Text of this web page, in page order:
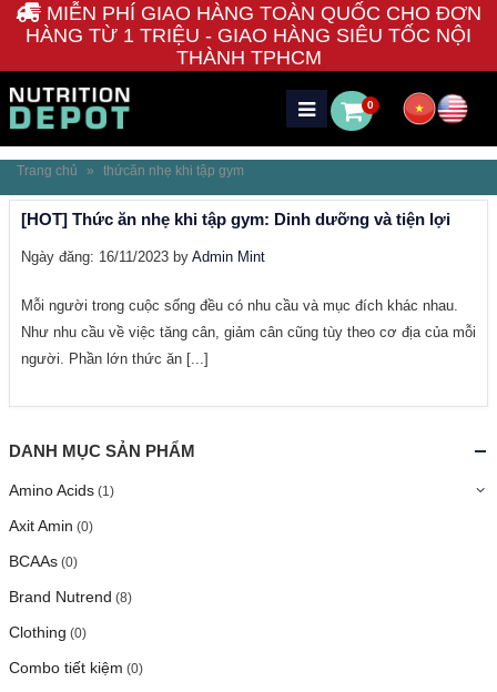
MIỄN PHÍ GIAO HÀNG TOÀN QUỐC CHO ĐƠN
HÀNG TỪ 1 TRIỆU - GIAO HÀNG SIÊU TỐC NỘI
THÀNH TPHCM
0
Trang chủ » thứcăn nhẹ khi tập gym
[HOT] Thức ăn nhẹ khi tập gym: Dinh dưỡng và tiện lợi
Ngày đăng: 16/11/2023 by Admin Mint
Mỗi người trong cuộc sống đều có nhu cầu và mục đích khác nhau.
Như nhu cầu về việc tăng cân, giảm cân cũng tùy theo cơ địa của mỗi
người. Phần lớn thức ăn [...]
DANH MỤC SẢN PHẨM
Amino Acids (1)
Axit Amin (0)
BCAAs (0)
Brand Nutrend (8)
Clothing (0)
Combo tiết kiệm (0)